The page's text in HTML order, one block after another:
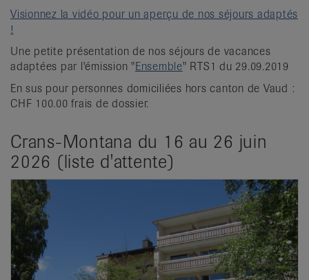
Visionnez la vidéo pour un aperçu de nos séjours adaptés
!
Une petite présentation de nos séjours de vacances
adaptées par l'émission "Ensemble" RTS1 du 29.09.2019
En sus pour personnes domiciliées hors canton de Vaud :
CHF 100.00 frais de dossier.
Crans-Montana du 16 au 26 juin
2026 (liste d'attente)